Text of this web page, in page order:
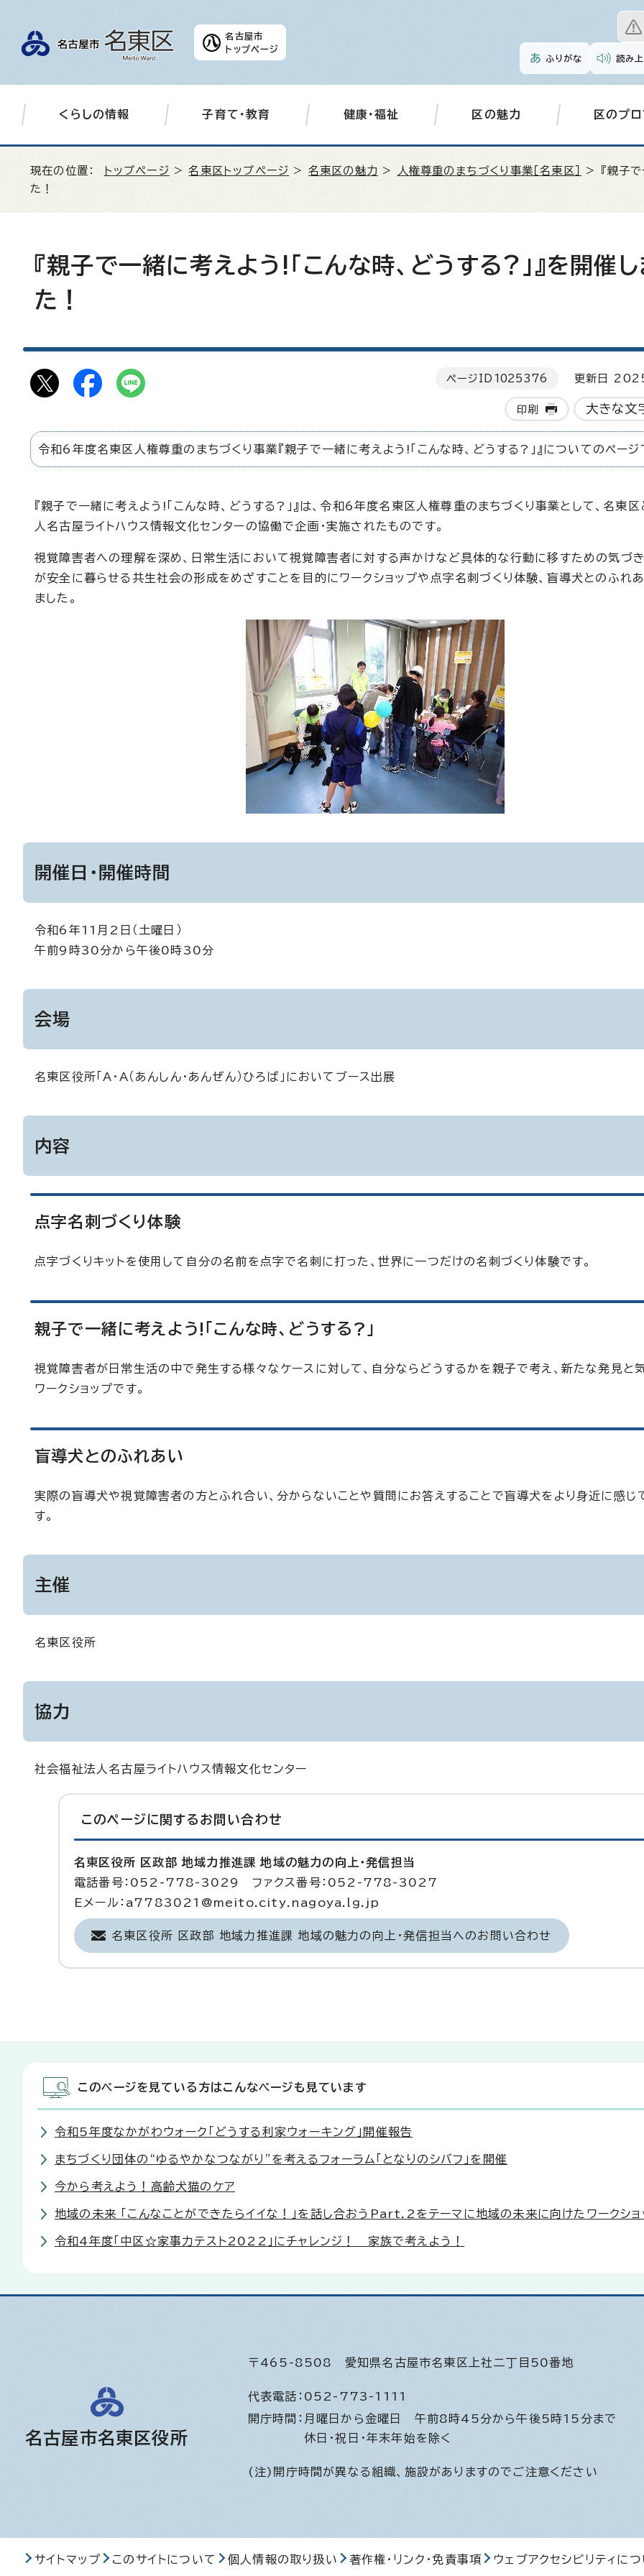
名古屋市
トップページ
ふりがな 読み
くらしの情報 子育て・教育 健康・福祉 区の魅力 区のプ
現在の位置： トップページ >名東区トップページ > 名東区の魅力 > 人権尊重のまちづくり事業［名東区］
> 『親子で
た！
『親子で一緒に考えよう!「こんな時、どうする?」』を開催し
た！
ページID 1025376 更新日
印刷 大きな文
令和6年度名東区人権尊重のまちづくり事業『親子で一緒に考えよう!「こんな時、どうする?」』についてのページ
『親子で一緒に考えよう!「こんな時、どうする?」』は、令和6年度名東区人権尊重のまちづくり事業として、名東
人名古屋ライトハウス情報文化センターの協働で企画・実施されたものです。
視覚障害者への理解を深め、日常生活において視覚障害者に対する声かけなど具体的な行動に移すための気づき
が安全に暮らせる共生社会の形成をめざすことを目的にワークショップや点字名刺づくり体験、盲導犬とのふれ
ました。
開催日・開催時間
令和6年11月2日（土曜日）
午前9時30分から午後0時30分
会場
名東区役所「A・A（あんしん・あんぜん）ひろば」においてブース出展
内容
点字名刺づくり体験
点字づくりキットを使用して自分の名前を点字で名刺に打った、世界に一つだけの名刺づくり体験です。
親子で一緒に考えよう!「こんな時、どうする?」
視覚障害者が日常生活の中で発生する様々なケースに対して、自分ならどうするかを親子で考え、新たな発見と
ワークショップです。
盲導犬とのふれあい
実際の盲導犬や視覚障害者の方とふれ合い、分からないことや質問にお答えすることで盲導犬をより身近に感じ
す。
主催
名東区役所
協力
社会福祉法人名古屋ライトハウス情報文化センター
このページに関する お問い合わせ
名東区役所 区政部 地域力推進課 地域の魅力の向上・発信担当
電話番号：052-778-3029 ファクス番号：052-778-3027
Eメール：a7783021@meito.city.nagoya.lg.jp
名東区役所 区政部 地域力推進課 地域の魅力の向上・発信担当へのお問い合わせ
このページを見ている方はこんなページも見ています
令和5年度なかがわウォーク「どうする利家ウォーキング」開催報告
まちづくり団体の“ゆるやかなつながり”を考えるフォーラム「となりのシバフ」を開催
今から考えよう！高齢犬猫のケア
地域の未来 「こんなことができたらイイな！」を話し合おうPart.2をテーマに地域の未来に向けたワークショ
令和4年度「中区☆家事力テスト2022」にチャレンジ！ 家族で考えよう！
名古屋市名東区役所
〒465-8508 愛知県名古屋市名東区上社二丁目50番地
代表電話： 052-773-1111
開庁時間： 月曜日から金曜日 午前8時45分から午後5時15分まで
休日・祝日・年末年始を除く
(注)開庁時間が異なる組織、施設がありますのでご注意ください
サイトマップ このサイトについて 個人情報の取り扱い 著作権・リンク・免責事項 ウェブアクセシビリティにつ